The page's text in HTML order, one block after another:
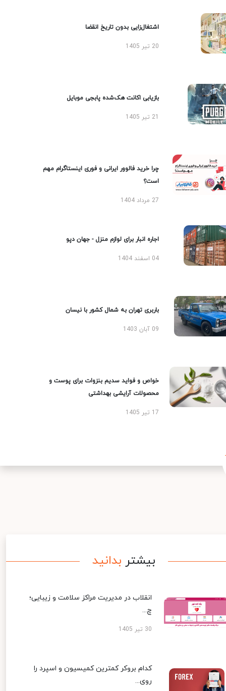
اشتغال‌زایی بدون تاریخ انقضا
20 تیر 1405
بازیابی اکانت هک‌شده پابجی موبایل
چرا خرید فالوور ایرانی و فوری اینستاگرام مهم
است؟
27 مرداد 1404
اجاره انبار برای لوازم منزل - جهان دپو
04 اسفند 1404
باربری تهران به شمال کشور با نیسان
09 آبان 1403
خواص و فواید سدیم بنزوات برای پوست و
محصولات آرایشی بهداشتی
17 تیر 1405
بیشتر بدانید
انقلاب در مدیریت مراکز سلامت و زیبایی؛
چ...
30 تیر 1405
کدام بروکر کمترین کمیسیون و اسپرد را
روی...